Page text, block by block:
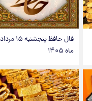
فال حافظ پنجشنبه ۱۵ مرداد
ماه ۱۴۰۵